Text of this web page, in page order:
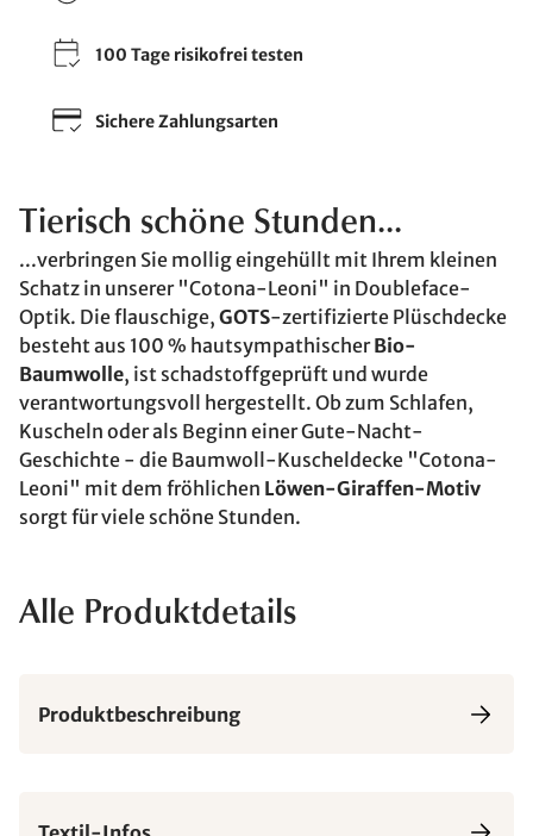
100 Tage risikofrei testen
Sichere Zahlungsarten
Tierisch schöne Stunden...
...verbringen Sie mollig eingehüllt mit Ihrem kleinen
Schatz in unserer "Cotona-Leoni" in Doubleface-
Optik. Die flauschige, GOTS-zertifizierte Plüschdecke
besteht aus 100 % hautsympathischerBio-
Baumwolle, ist schadstoffgeprüft und wurde
verantwortungsvoll hergestellt. Ob zum Schlafen,
Kuscheln oder als Beginn einer Gute-Nacht-
Geschichte - die Baumwoll-Kuscheldecke "Cotona-
Leoni" mit dem fröhlichen Löwen-Giraffen-Motiv
sorgt für viele schöne Stunden.
Alle Produktdetails
Produktbeschreibung